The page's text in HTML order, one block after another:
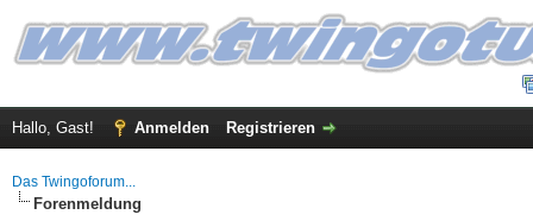
Hallo, Gast! Anmelden Registrieren
Das Twingoforum...
Forenmeldung